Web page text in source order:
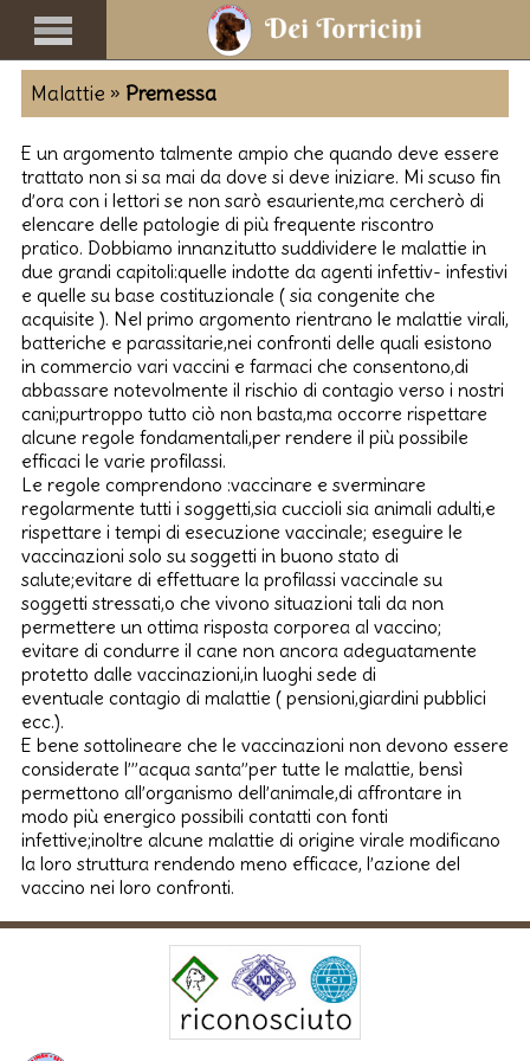
Malattie » Premessa
E un argomento talmente ampio che quando deve essere
trattato non si sa mai da dove si deve iniziare. Mi scuso fin
d’ora con i lettori se non sarò esauriente,ma cercherò di
elencare delle patologie di più frequente riscontro
pratico. Dobbiamo innanzitutto suddividere le malattie in
due grandi capitoli:quelle indotte da agenti infettiv- infestivi
e quelle su base costituzionale ( sia congenite che
acquisite ). Nel primo argomento rientrano le malattie virali,
batteriche e parassitarie,nei confronti delle quali esistono
in commercio vari vaccini e farmaci che consentono,di
abbassare notevolmente il rischio di contagio verso i nostri
cani;purtroppo tutto ciò non basta,ma occorre rispettare
alcune regole fondamentali,per rendere il più possibile
efficaci le varie profilassi.
Le regole comprendono :vaccinare e sverminare
regolarmente tutti i soggetti,sia cuccioli sia animali adulti,e
rispettare i tempi di esecuzione vaccinale; eseguire le
vaccinazioni solo su soggetti in buono stato di
salute;evitare di effettuare la profilassi vaccinale su
soggetti stressati,o che vivono situazioni tali da non
permettere un ottima risposta corporea al vaccino;
evitare di condurre il cane non ancora adeguatamente
protetto dalle vaccinazioni,in luoghi sede di
eventuale contagio di malattie ( pensioni,giardini pubblici
ecc.).
E bene sottolineare che le vaccinazioni non devono essere
considerate l’”acqua santa”per tutte le malattie, bensì
permettono all’organismo dell’animale,di affrontare in
modo più energico possibili contatti con fonti
infettive;inoltre alcune malattie di origine virale modificano
la loro struttura rendendo meno efficace, l’azione del
vaccino nei loro confronti.